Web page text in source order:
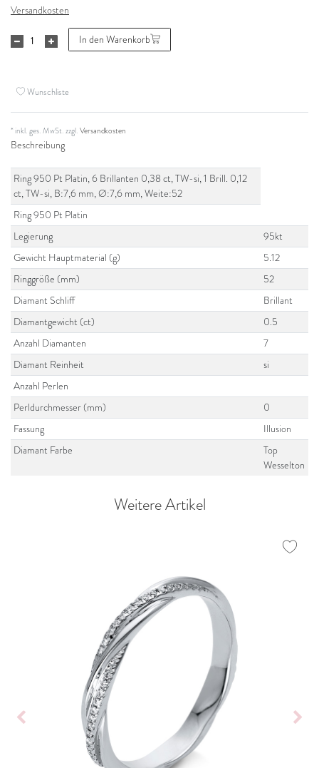
Versandkosten
In den Warenkorb
Wunschliste
* inkl. ges. MwSt. zzgl.Versandkosten
Beschreibung
Ring 950 Pt Platin, 6 Brillanten 0,38 ct, TW-si, 1 Brill. 0,12
ct, TW-si, B:7,6 mm, Ø:7,6 mm, Weite:52
Ring 950 Pt Platin
Legierung
95kt
Gewicht Hauptmaterial (g)
5.12
Ringgröße (mm)
52
Diamant Schliff
Brillant
Diamantgewicht (ct)
0.5
Anzahl Diamanten
7
Diamant Reinheit
si
Anzahl Perlen
Perldurchmesser (mm)
0
Fassung
Illusion
Diamant Farbe
Top
Wesselton
Weitere Artikel